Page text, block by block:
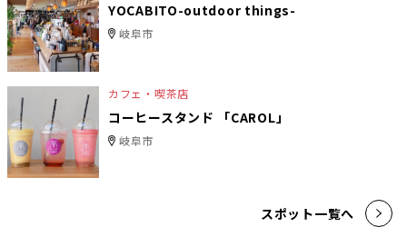
YOCABITO-outdoor things-
岐阜市
カフェ・喫茶店
コーヒースタンド 「CAROL」
岐阜市
スポット一覧へ